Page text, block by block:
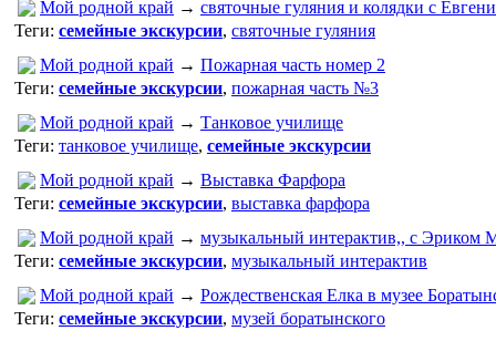
Мой родной край → святочные гуляния и колядки с
Теги: семейные экскурсии, святочные гуляния
Мой родной край → Пожарная часть номер 2
Теги: семейные экскурсии, пожарная часть №3
Мой родной край → Танковое училище
Теги: танковое училище, семейные экскурсии
Мой родной край → Выставка Фарфора
Теги: семейные экскурсии, выставка фарфора
Мой родной край → музыкальный интерактив,, с Эриком
Теги: семейные экскурсии, музыкальный интерактив
Мой родной край → Рождественская Елка в музее
Теги: семейные экскурсии, музей боратынского